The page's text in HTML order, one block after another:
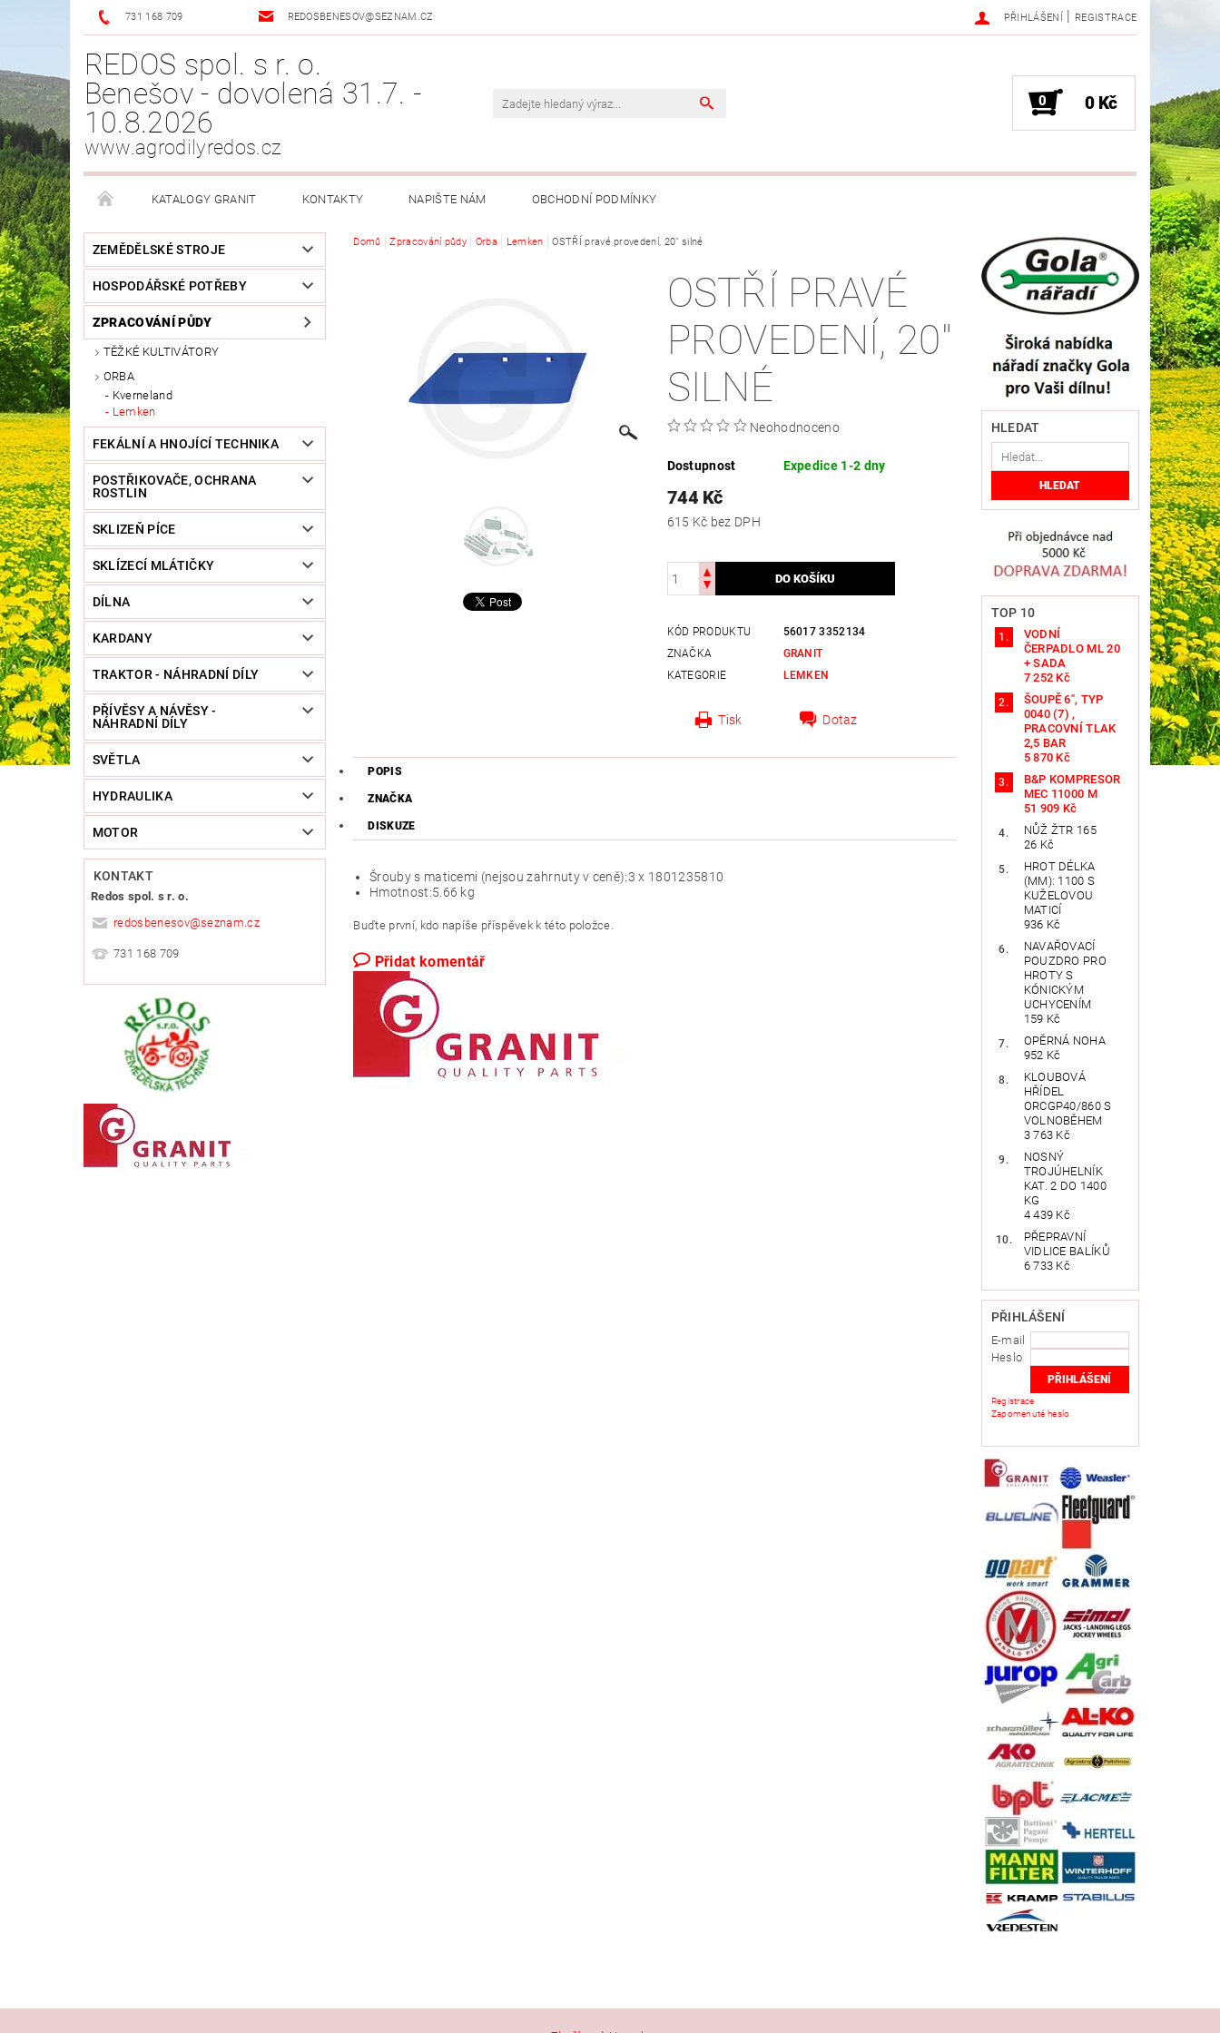
731 168 709 REDOSBENESOV@SEZNAM.CZ PŘIHLÁŠENÍ | REGISTRACE
REDOS spol. s r. o.
Benešov - dovolená 31.7. -
10.8.2026
www.agrodilyredos.cz
0 0 Kč
KATALOGY GRANIT KONTAKTY NAPIŠTE NÁM OBCHODNÍ PODMÍNKY
ZEMĚDĚLSKÉ STROJE
HOSPODÁŘSKÉ POTŘEBY
ZPRACOVÁNÍ PŮDY
TĚŽKÉ KULTIVÁTORY
ORBA
Kverneland
Lemken
FEKÁLNÍ A HNOJÍCÍ TECHNIKA
POSTŘIKOVAČE, OCHRANA
ROSTLIN
SKLIZEŇ PÍCE
SKLÍZECÍ MLÁTIČKY
DÍLNA
KARDANY
TRAKTOR - NÁHRADNÍ DÍLY
PŘÍVĚSY A NÁVĚSY -
NÁHRADNÍ DÍLY
SVĚTLA
HYDRAULIKA
MOTOR
KONTAKT
Redos spol. s r. o.
redosbenesov@seznam.cz
731 168 709
Domů Zpracování půdy Orba Lemken OSTŘÍ pravé provedení, 20" silné
OSTŘÍ PRAVÉ
PROVEDENÍ, 20"
SILNÉ
Neohodnoceno
Dostupnost Expedice 1-2 dny
744 Kč
615 Kč bez DPH
KÓD PRODUKTU
56017 3352134
ZNAČKA
GRANIT
KATEGORIE
LEMKEN
Tisk Dotaz
POPIS
ZNAČKA
DISKUZE
Šrouby s maticemi (nejsou zahrnuty v ceně):3 x 1801235810
Hmotnost:5.66 kg
Buďte první, kdo napíše příspěvek k této položce.
Přidat komentář
HLEDAT
TOP 10
VODNÍ
ČERPADLO ML 20
+ SADA
7 252 Kč
ŠOUPĚ 6", TYP
0040 (7) ,
PRACOVNÍ TLAK
2,5 BAR
5 870 Kč
B&P KOMPRESOR
MEC 11000 M
51 909 Kč
NŮŽ ŽTR 165
26 Kč
HROT DÉLKA
(MM): 1100 S
KUŽELOVOU
MATICÍ
936 Kč
NAVAŘOVACÍ
POUZDRO PRO
HROTY S
KÓNICKÝM
UCHYCENÍM
159 Kč
OPĚRNÁ NOHA
952 Kč
KLOUBOVÁ
HŘÍDEL
ORCGP40/860 S
VOLNOBĚHEM
3 763 Kč
NOSNÝ
TROJÚHELNÍK
KAT. 2 DO 1400
KG
4 439 Kč
PŘEPRAVNÍ
VIDLICE BALÍKŮ
6 733 Kč
PŘIHLÁŠENÍ
E-mail
Heslo
Registrace
Zapomenuté heslo